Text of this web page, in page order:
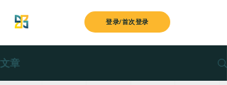
登录/首次登录
文章